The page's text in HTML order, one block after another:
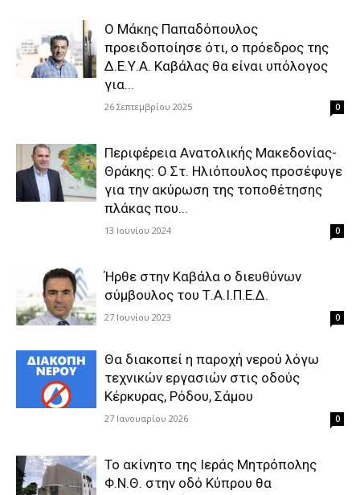
Ο Μάκης Παπαδόπουλος
προειδοποίησε ότι, ο πρόεδρος της
Δ.Ε.Υ.Α. Καβάλας θα είναι υπόλογος
για...
26 Σεπτεμβρίου 2025 0
Περιφέρεια Ανατολικής Μακεδονίας-
Θράκης: Ο Στ. Ηλιόπουλος προσέφυγε
για την ακύρωση της τοποθέτησης
πλάκας που...
13 Ιουνίου 2024 0
Ήρθε στην Καβάλα ο διευθύνων
σύμβουλος του Τ.Α.Ι.Π.Ε.Δ.
27 Ιουνίου 2023 0
Θα διακοπεί η παροχή νερού λόγω
τεχνικών εργασιών στις οδούς
Κέρκυρας, Ρόδου, Σάμου
27 Ιανουαρίου 2026 0
Το ακίνητο της Ιεράς Μητρόπολης
Φ.Ν.Θ. στην οδό Κύπρου θα